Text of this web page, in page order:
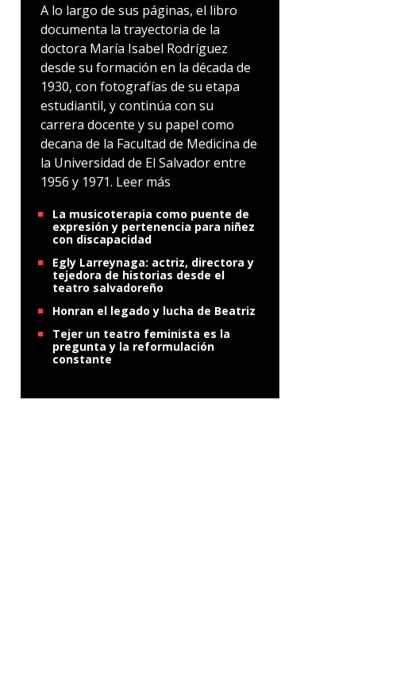
A lo largo de sus páginas, el libro
documenta la trayectoria de la
doctora María Isabel Rodríguez
desde su formación en la década de
1930, con fotografías de su etapa
estudiantil, y continúa con su
carrera docente y su papel como
decana de la Facultad de Medicina de
la Universidad de El Salvador entre
1956 y 1971. Leer más
La musicoterapia como puente de
expresión y pertenencia para niñez
con discapacidad
Egly Larreynaga: actriz, directora y
tejedora de historias desde el
teatro salvadoreño
Honran el legado y lucha de Beatriz
Tejer un teatro feminista es la
pregunta y la reformulación
constante